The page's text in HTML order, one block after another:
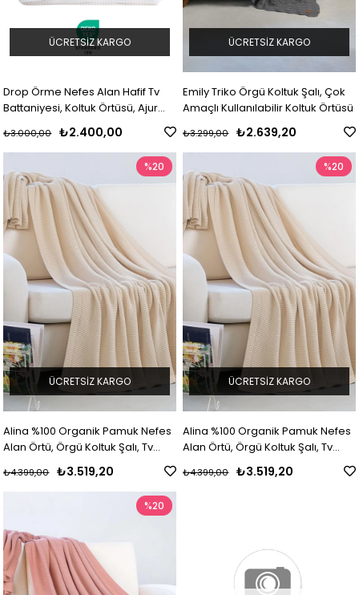
Drop Örme Nefes Alan Hafif Tv
Battaniyesi, Koltuk Örtüsü, Ajur
₺2.400,00
₺3.000,00
ÜCRETSIZ KARGO
Emily Triko Örgü Koltuk Şalı, Çok
Amaçlı Kullanılabilir Koltuk Örtüsü
₺2.639,20
₺3.299,00
ÜCRETSIZ KARGO
Alina %100 Organik Pamuk Nefes
Alan Örtü, Örgü Koltuk Şalı, Tv
₺3.519,20
₺4.399,00
%20
ÜCRETSIZ KARGO
Alina %100 Organik Pamuk Nefes
Alan Örtü, Örgü Koltuk Şalı, Tv
₺3.519,20
₺4.399,00
%20
ÜCRETSIZ KARGO
%20